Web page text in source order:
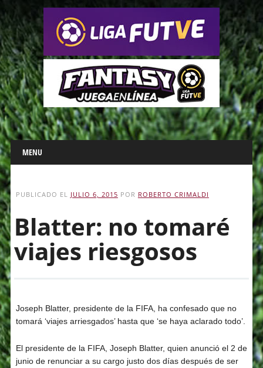
Main menu
Skip
to
content
MENU
PUBLICADO EL JULIO 6, 2015 POR ROBERTO CRIMALDI
Blatter: no tomaré
viajes riesgosos
Joseph Blatter, presidente de la FIFA, ha confesado que no
tomará ‘viajes arriesgados’ hasta que ‘se haya aclarado todo’.
El presidente de la FIFA, Joseph Blatter, quien anunció el 2 de
junio de renunciar a su cargo justo dos días después de ser